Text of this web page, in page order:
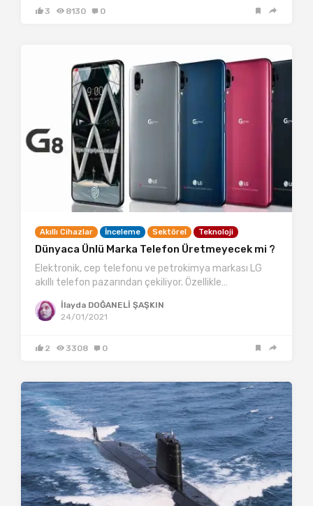
3 8130 0
Akıllı Cihazlar İnceleme Sektörel Teknoloji
Dünyaca Ünlü Marka Telefon Üretmeyecek mi ?
Elektronik, cep telefonu ve petrokimya markası LG
akıllı telefon pazarından çekiliyor. Özellikle…
İlayda DOĞANELİ ŞAŞKIN
24/01/2021
2 3308 0